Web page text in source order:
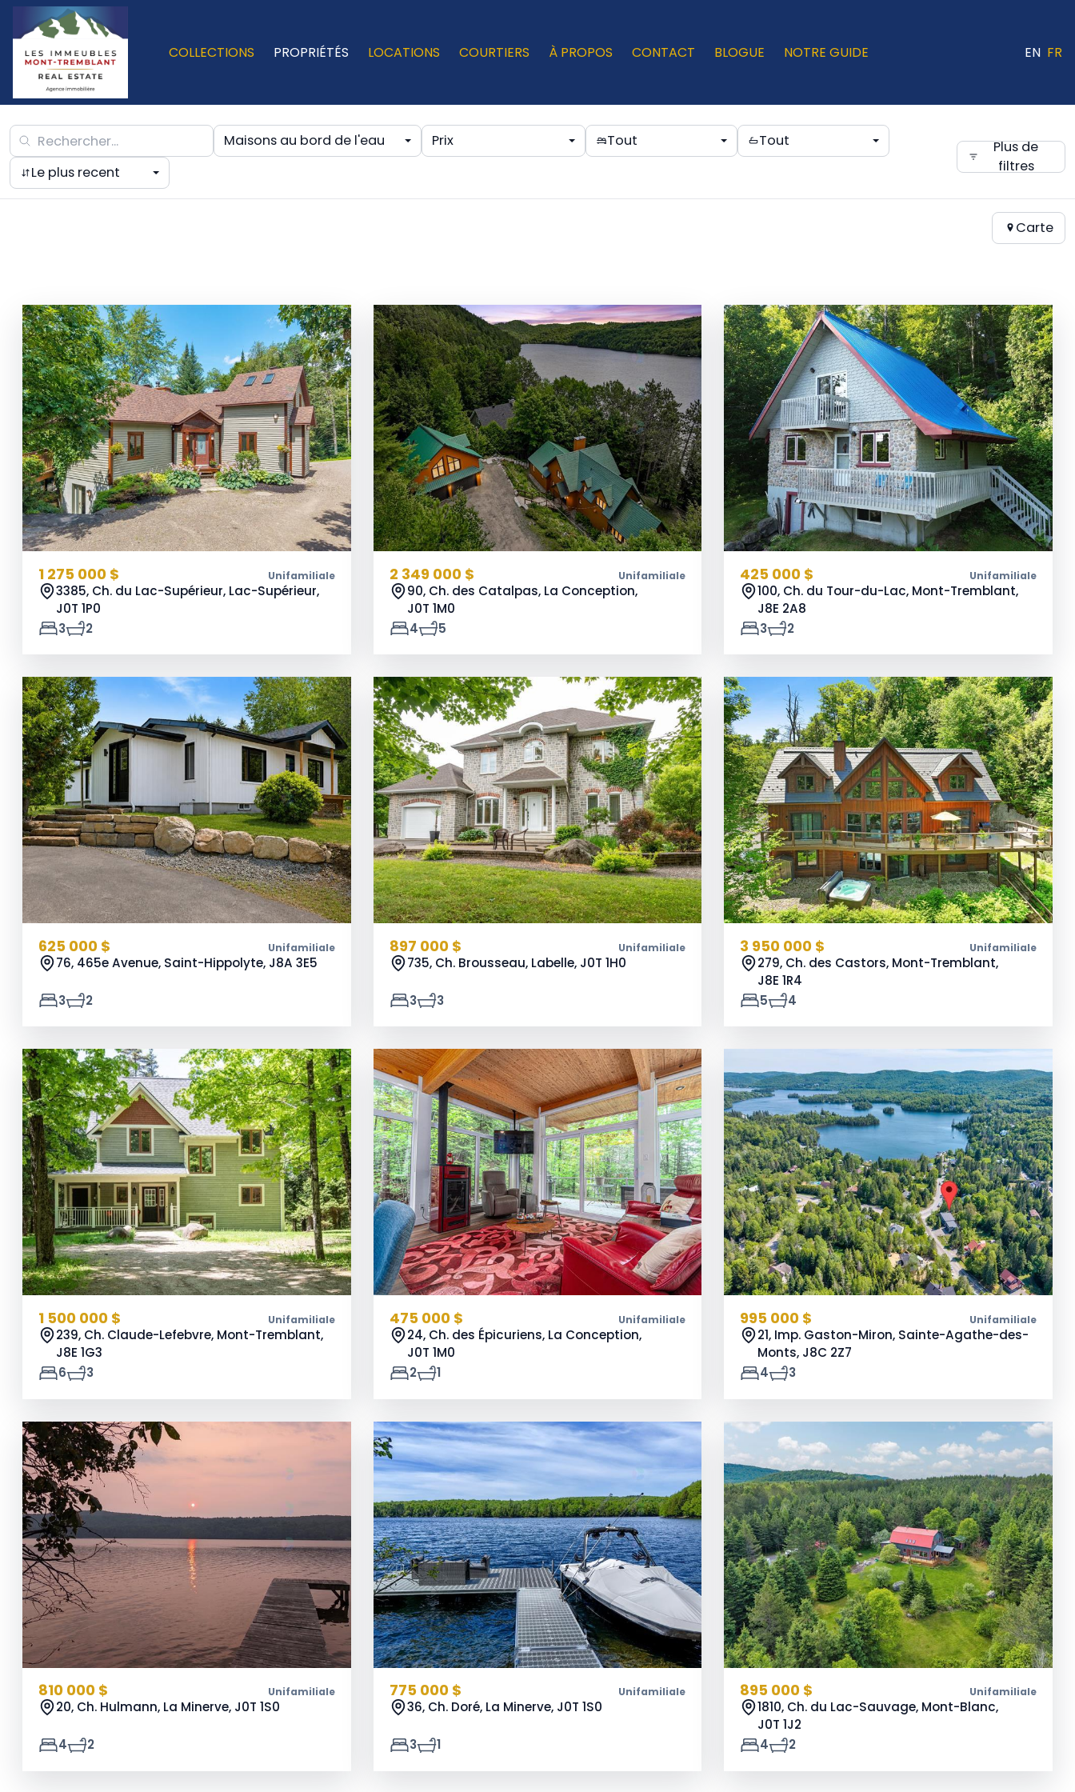
COLLECTIONS PROPRIÉTÉS LOCATIONS COURTIERS À PROPOS CONTACT BLOGUE NOTRE GUIDE EN FR
Maisons au bord de l'eau Prix Tout
Tout
Le plus recent
Plus de
filtres
Carte
1 275 000 $ Unifamiliale
3385, Ch. du Lac-Supérieur, Lac-Supérieur,
J0T 1P0
3
2
2 349 000 $ Unifamiliale
90, Ch. des Catalpas, La Conception,
J0T 1M0
4
5
425 000 $ Unifamiliale
100, Ch. du Tour-du-Lac, Mont-Tremblant,
J8E 2A8
3
2
625 000 $ Unifamiliale
76, 465e Avenue, Saint-Hippolyte, J8A 3E5
3 2
897 000 $ Unifamiliale
735, Ch. Brousseau, Labelle, J0T 1H0
3 3
3 950 000 $ Unifamiliale
279, Ch. des Castors, Mont-Tremblant,
J8E 1R4
5
4
1 500 000 $ Unifamiliale
239, Ch. Claude-Lefebvre, Mont-Tremblant,
J8E 1G3
6
3
475 000 $ Unifamiliale
24, Ch. des Épicuriens, La Conception,
J0T 1M0
2
1
995 000 $ Unifamiliale
21, Imp. Gaston-Miron, Sainte-Agathe-des-
Monts, J8C 2Z7
4
3
810 000 $ Unifamiliale
20, Ch. Hulmann, La Minerve, J0T 1S0
4 2
775 000 $ Unifamiliale
36, Ch. Doré, La Minerve, J0T 1S0
3 1
895 000 $ Unifamiliale
1810, Ch. du Lac-Sauvage, Mont-Blanc,
J0T 1J2
4
2